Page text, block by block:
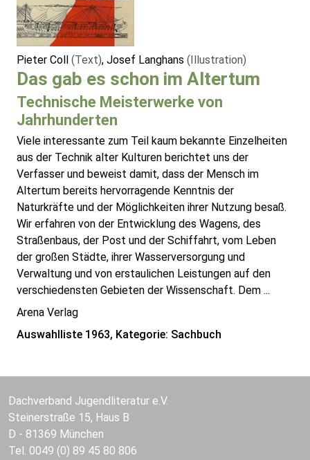
Pieter Coll (Text), Josef Langhans (Illustration)
Das gab es schon im Altertum
Technische Meisterwerke von
Jahrhunderten
Viele interessante zum Teil kaum bekannte Einzelheiten
aus der Technik alter Kulturen berichtet uns der
Verfasser und beweist damit, dass der Mensch im
Altertum bereits hervorragende Kenntnis der
Naturkräfte und der Möglichkeiten ihrer Nutzung besaß.
Wir erfahren von der Entwicklung des Wagens, des
Straßenbaus, der Post und der Schiffahrt, vom Leben
der großen Städte, ihrer Wasserversorgung und
Verwaltung und von erstaulichen Leistungen auf den
verschiedensten Gebieten der Wissenschaft. Dem ...
Arena Verlag
Auswahlliste 1963, Kategorie: Sachbuch
Dachverband Jugendliteratur e.V.
Steinerstraße 15, Haus B
D - 81369 München
Tel. 0049 (0) 89 45 80 806